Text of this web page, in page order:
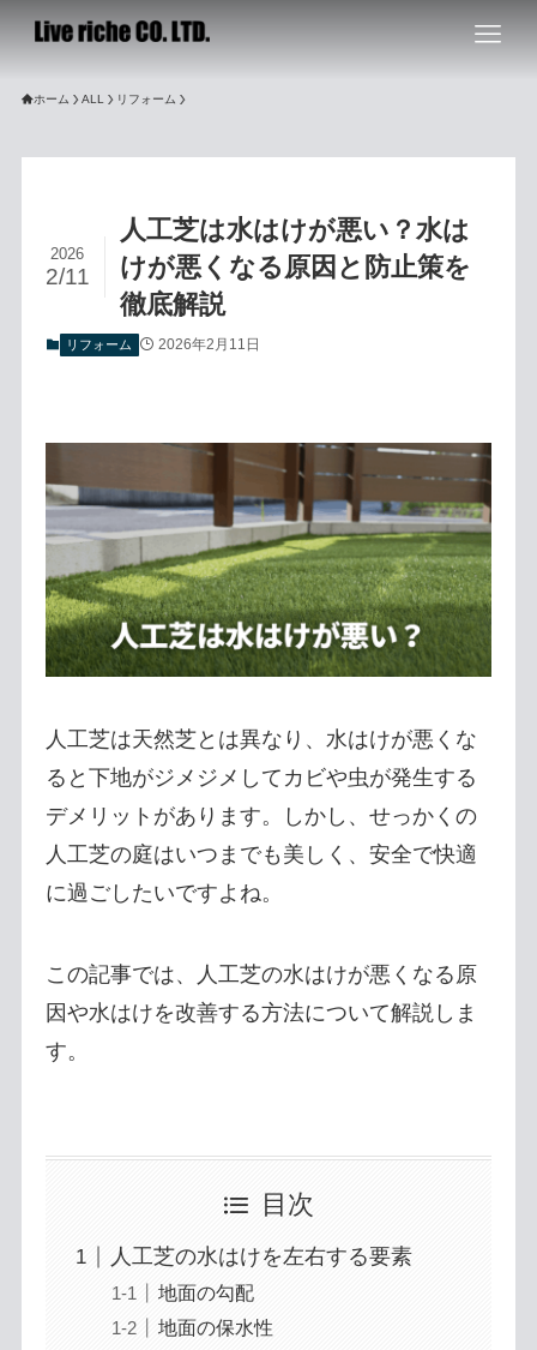
ホーム ALL リフォーム
人工芝は水はけが悪い？水は
けが悪くなる原因と防止策を
徹底解説
2026
2/11
リフォーム 2026年2月11日
人工芝は天然芝とは異なり、水はけが悪くな
ると下地がジメジメしてカビや虫が発生する
デメリットがあります。しかし、せっかくの
人工芝の庭はいつまでも美しく、安全で快適
に過ごしたいですよね。
この記事では、人工芝の水はけが悪くなる原
因や水はけを改善する方法について解説しま
す。
目次
人工芝の水はけを左右する要素
地面の勾配
地面の保水性